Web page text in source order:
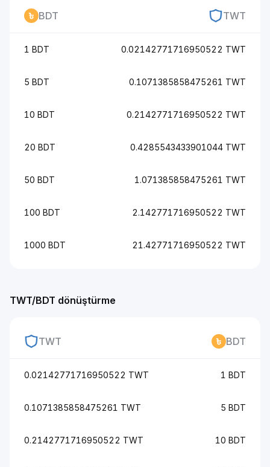
TWT/BDT dönüştürme
TWT BDT
0.02142771716950522 TWT 1 BDT
0.1071385858475261 TWT 5 BDT
0.2142771716950522 TWT 10 BDT
BDT TWT
1 BDT 0.02142771716950522 TWT
5 BDT 0.1071385858475261 TWT
10 BDT 0.2142771716950522 TWT
20 BDT 0.4285543433901044 TWT
50 BDT 1.071385858475261 TWT
100 BDT 2.142771716950522 TWT
1000 BDT 21.42771716950522 TWT